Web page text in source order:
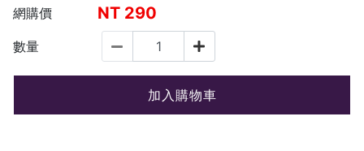
網購價 NT 290
數量
加入購物車